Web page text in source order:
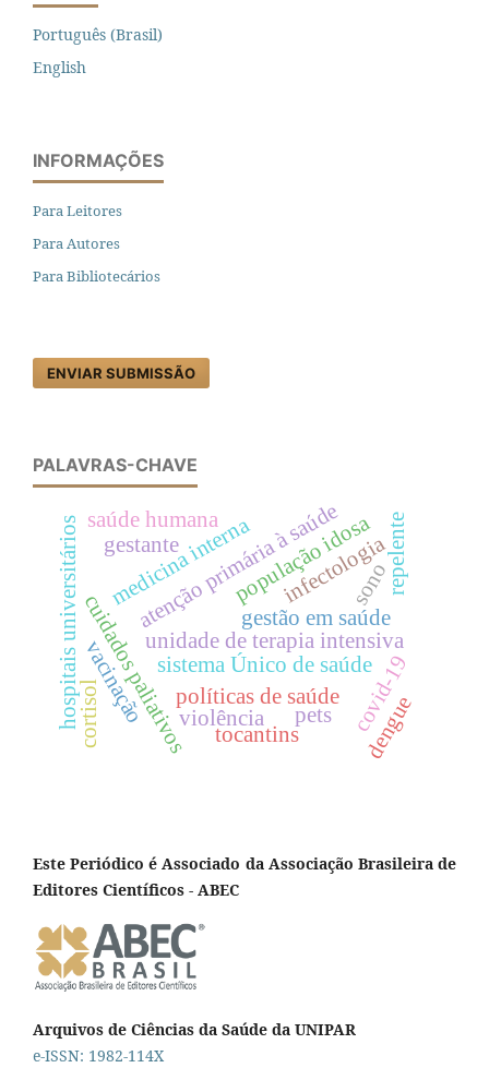
Português (Brasil)
English
INFORMAÇÕES
Para Leitores
Para Autores
Para Bibliotecários
ENVIAR SUBMISSÃO
PALAVRAS-CHAVE
unidade de terapia intensiva
cuidados paliativos
atenção primária à saúde
sistema Único de saúde
políticas de saúde
gestão em saúde
vacinação covid-19
população idosa
hospitais universitários medicina interna infectologia
sonorepelente
saúde humana
violência dengue
tocantins
cortisol pets
gestante
Este Periódico é Associado da Associação Brasileira de
Editores Científicos - ABEC
Arquivos de Ciências da Saúde da UNIPAR
e-ISSN: 1982-114X